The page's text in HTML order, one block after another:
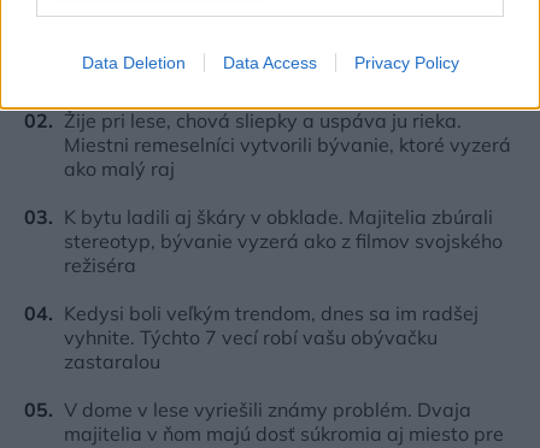
Data Deletion Data Access Privacy Policy
Deti odrástli, rodičia majú bývanie presne podľa
seba. V novom dome je všetko pre ich život i
návštevy vnúčat
Žije pri lese, chová sliepky a uspáva ju rieka.
Miestni remeselníci vytvorili bývanie, ktoré vyzerá
ako malý raj
K bytu ladili aj škáry v obklade. Majitelia zbúrali
stereotyp, bývanie vyzerá ako z filmov svojského
režiséra
Kedysi boli veľkým trendom, dnes sa im radšej
vyhnite. Týchto 7 vecí robí vašu obývačku
zastaralou
V dome v lese vyriešili známy problém. Dvaja
majitelia v ňom majú dosť súkromia aj miesto pre